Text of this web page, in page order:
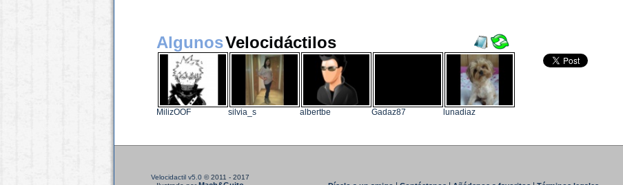
AlgunosVelocidáctilos
MilizOOF silvia_s albertbe Gadaz87 lunadiaz
Velocidactil v5.0 © 2011 - 2017